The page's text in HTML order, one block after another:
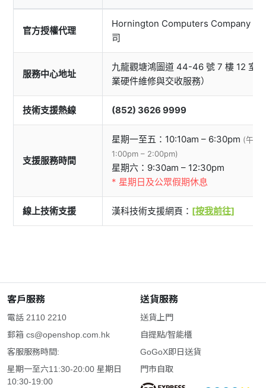
官方授權代理
Hornington Computers Company 漢
司
服務中心地址
九龍觀塘鴻圖道 44-46 號 7 樓 12 室
業硬件維修與交收服務）
技術支援熱線 (852) 3626 9999
支援服務時間
星期一至五：10:10am – 6:30pm (午膳
1:00pm – 2:00pm)
星期六：9:30am – 12:30pm
* 星期日及公眾假期休息
線上技術支援 漢科技術支援網頁： [按我前往]
客戶服務
電話 2110 2210
郵箱 cs@openshop.com.hk
客服服務時間:
星期一至六11:30-20:00 星期日
10:30-19:00
送貨服務
送貨上門
自提點/智能櫃
GoGoX即日送貨
門市自取